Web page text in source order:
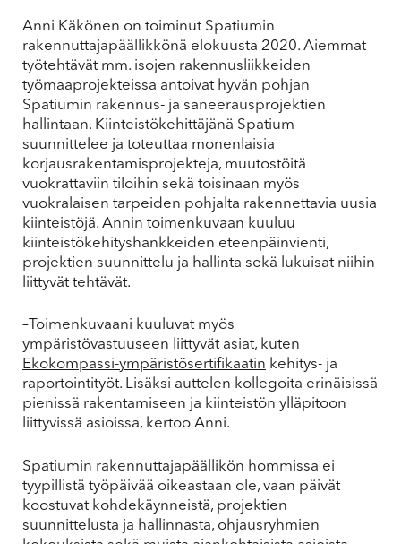
Anni Käkönen on toiminut Spatiumin
rakennuttajapäällikkönä elokuusta 2020. Aiemmat
työtehtävät mm. isojen rakennusliikkeiden
työmaaprojekteissa antoivat hyvän pohjan
Spatiumin rakennus- ja saneerausprojektien
hallintaan. Kiinteistökehittäjänä Spatium
suunnittelee ja toteuttaa monenlaisia
korjausrakentamisprojekteja, muutostöitä
vuokrattaviin tiloihin sekä toisinaan myös
vuokralaisen tarpeiden pohjalta rakennettavia uusia
kiinteistöjä. Annin toimenkuvaan kuuluu
kiinteistökehityshankkeiden eteenpäinvienti,
projektien suunnittelu ja hallinta sekä lukuisat niihin
liittyvät tehtävät.
–Toimenkuvaani kuuluvat myös
ympäristövastuuseen liittyvät asiat, kuten
Ekokompassi-ympäristösertifikaatin kehitys- ja
raportointityöt. Lisäksi auttelen kollegoita erinäisissä
pienissä rakentamiseen ja kiinteistön ylläpitoon
liittyvissä asioissa, kertoo Anni.
Spatiumin rakennuttajapäällikön hommissa ei
tyypillistä työpäivää oikeastaan ole, vaan päivät
koostuvat kohdekäynneistä, projektien
suunnittelusta ja hallinnasta, ohjausryhmien